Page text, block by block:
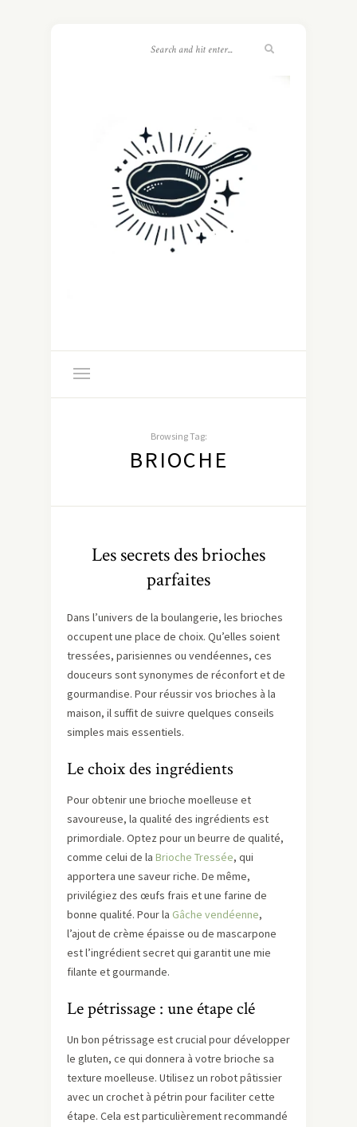
Browsing Tag:
BRIOCHE
Les secrets des brioches
parfaites
Dans l’univers de la boulangerie, les brioches
occupent une place de choix. Qu’elles soient
tressées, parisiennes ou vendéennes, ces
douceurs sont synonymes de réconfort et de
gourmandise. Pour réussir vos brioches à la
maison, il suffit de suivre quelques conseils
simples mais essentiels.
Le choix des ingrédients
Pour obtenir une brioche moelleuse et
savoureuse, la qualité des ingrédients est
primordiale. Optez pour un beurre de qualité,
comme celui de la Brioche Tressée, qui
apportera une saveur riche. De même,
privilégiez des œufs frais et une farine de
bonne qualité. Pour la Gâche vendéenne,
l’ajout de crème épaisse ou de mascarpone
est l’ingrédient secret qui garantit une mie
filante et gourmande.
Le pétrissage : une étape clé
Un bon pétrissage est crucial pour développer
le gluten, ce qui donnera à votre brioche sa
texture moelleuse. Utilisez un robot pâtissier
avec un crochet à pétrin pour faciliter cette
étape. Cela est particulièrement recommandé